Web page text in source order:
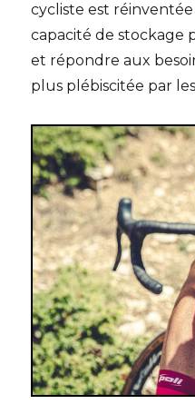
cycliste est
capacité de stockage
et répondre aux
plus plébiscitée par